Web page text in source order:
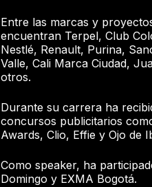
Entre las marcas y
encuentran Terpel, Club
Nestlé, Renault, Purina,
Valle, Cali Marca Ciudad,
otros.
Durante su carrera ha
concursos publicitarios
Awards, Clio, Effie y Ojo de
Como speaker, ha
Domingo y EXMA Bogotá.